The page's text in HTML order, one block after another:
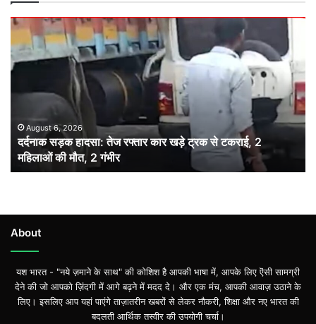
दर्दनाक
हादसा:
तेज
कार
ट्रक
टकराई,
2
मौत,
2
August 6, 2026
दर्दनाक सड़क हादसा: तेज रफ्तार कार खड़े ट्रक से टकराई, 2
महिलाओं की मौत, 2 गंभीर
About
यश भारत - "नये ज़माने के साथ" की कोशिश है आपकी भाषा में, आपके लिए ऎसी सामग्री
देने की जो आपको ज़िंदगी में आगे बढ़ने में मदद दे। और एक मंच, आपकी आवाज़ उठाने के
लिए। इसलिए आप यहां पाएंगे ताज़ातरीन खबरों से लेकर नौकरी, शिक्षा और नए भारत की
बदलती आर्थिक तस्वीर की उपयोगी चर्चा।